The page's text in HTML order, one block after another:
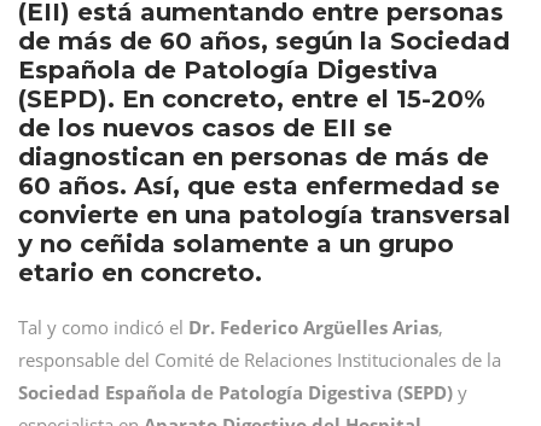
(EII) está aumentando entre personas
de más de 60 años, según la Sociedad
Española de Patología Digestiva
(SEPD). En concreto, entre el 15-20%
de los nuevos casos de EII se
diagnostican en personas de más de
60 años. Así, que esta enfermedad se
convierte en una patología transversal
y no ceñida solamente a un grupo
etario en concreto.
Tal y como indicó el Dr. Federico Argüelles Arias,
responsable del Comité de Relaciones Institucionales de la
Sociedad Española de Patología Digestiva (SEPD) y